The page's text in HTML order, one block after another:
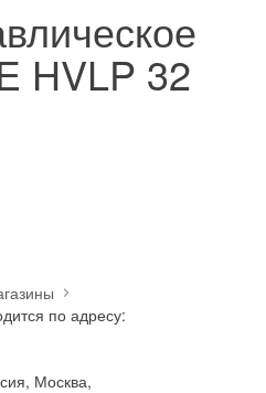
HVLP 32
по адресу:
Москва,